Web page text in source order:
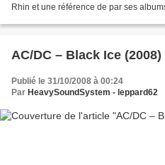
Rhin et une référence de par ses
AC/DC – Black Ice (2008)
Publié le 31/10/2008 à 00:24
Par HeavySoundSystem - leppard62